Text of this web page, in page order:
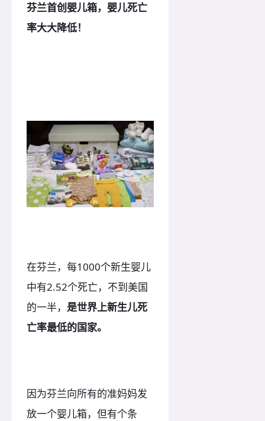
芬兰首创婴儿箱，婴儿死亡
率大大降低！
在芬兰，每1000个新生婴儿
中有2.52个死亡，不到美国
的一半， 是世界上新生儿死
亡率最低的国家。
因为芬兰向所有的准妈妈发
放一个婴儿箱，但有个条